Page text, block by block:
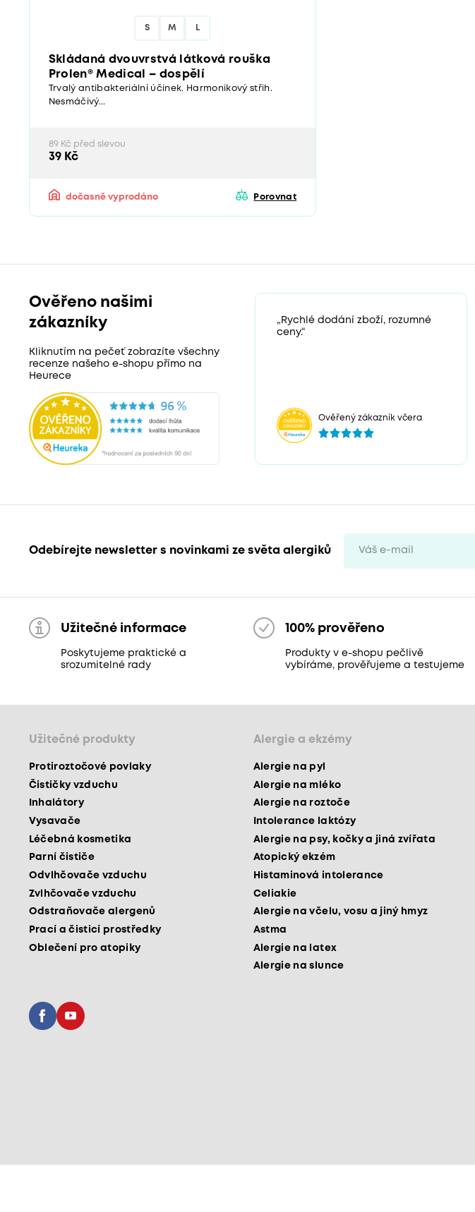
S M L
Skládaná dvouvrstvá látková rouška
Prolen® Medical – dospělí
Trvalý antibakteriální účinek. Harmonikový střih.
Nesmáčivý...
89 Kč před slevou
39 Kč
dočasně vyprodáno Porovnat
Ověřeno našimi
zákazníky
Kliknutím na pečeť zobrazíte všechny
recenze našeho e-shopu přímo na
Heurece
„Rychlé dodání zboží, rozumné
ceny.“
Ověřený zákazník včera
Odebírejte newsletter s novinkami ze světa alergiků
Užitečné informace
Poskytujeme praktické a
srozumitelné rady
100% prověřeno
Produkty v e-shopu pečlivě
vybíráme, prověřujeme a testujeme
Užitečné produkty
Protiroztočové povlaky
Čističky vzduchu
Inhalátory
Vysavače
Léčebná kosmetika
Parní čističe
Odvlhčovače vzduchu
Zvlhčovače vzduchu
Odstraňovače alergenů
Prací a čisticí prostředky
Oblečení pro atopiky
Alergie a ekzémy
Alergie na pyl
Alergie na mléko
Alergie na roztoče
Intolerance laktózy
Alergie na psy, kočky a jiná zvířata
Atopický ekzém
Histaminová intolerance
Celiakie
Alergie na včelu, vosu a jiný hmyz
Astma
Alergie na latex
Alergie na slunce